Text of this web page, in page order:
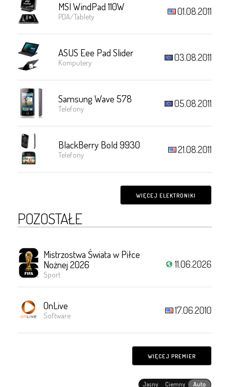
MSI WindPad 110W
PDA/Tablety 01.08.2011
ASUS Eee Pad Slider
Komputery 03.08.2011
Samsung Wave 578
Telefony 05.08.2011
BlackBerry Bold 9930
Telefony 21.08.2011
WIĘCEJ ELEKTRONIKI
POZOSTAŁE
Mistrzostwa Świata w Piłce
Nożnej 2026
Sport
11.06.2026
OnLive
Software 17.06.2010
WIĘCEJ PREMIER
Jasny Ciemny Auto